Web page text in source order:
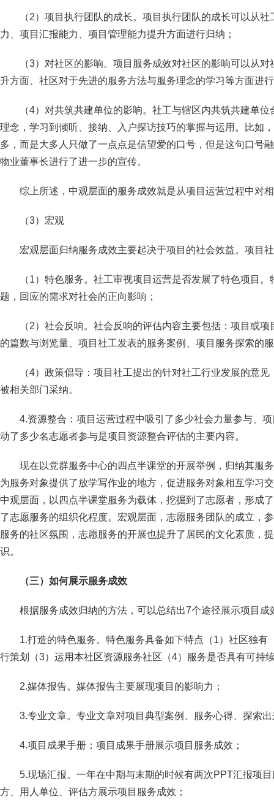
（2）项目执行团队的成长。项目执行团队的成长可以从
力、项目汇报能力、项目管理能力提升方面进行归纳；
（3）对社区的影响。项目服务成效对社区的影响可以从
升方面、社区对于先进的服务方法与服务理念的学习等方面进
（4）对共筑共建单位的影响。社工与辖区内共筑共建单
理念，学习到倾听、接纳、入户探访技巧的掌握与运用。比如
多，而是大多人只做了一点点是信望爱的口号，但是这句口号
物业董事长进行了进一步的宣传。
综上所述，中观层面的服务成效就是从项目运营过程中对
（3）宏观
宏观层面归纳服务成效主要起决于项目的社会效益。项目
（1）特色服务。社工审视项目运营是否发展了特色项目
题，回应的需求对社会的正向影响；
（2）社会反响。社会反响的评估内容主要包括：项目或
的篇数与浏览量、项目社工发表的服务案例、项目服务探索的
（4）政策倡导：项目社工提出的针对社工行业发展的意
被相关部门采纳。
4.资源整合：项目运营过程中吸引了多少社会力量参与、
动了多少名志愿者参与是项目资源整合评估的主要内容。
现在以党群服务中心的四点半课堂的开展举例，归纳其服
为服务对象提供了放学写作业的地方，促进服务对象相互学习
中观层面，以四点半课堂服务为载体，挖掘到了志愿者，形成
了志愿服务的组织化程度。宏观层面，志愿服务团队的成立，
服务的社区氛围，志愿服务的开展也提升了居民的文化素质，
识。
（三）如何展示服务成效
根据服务成效归纳的方法，可以总结出7个途径展示项目成
1.打造的特色服务。特色服务具备如下特点（1）社区独有
行策划（3）运用本社区资源服务社区（4）服务是否具有可持
2.媒体报告。媒体报告主要展现项目的影响力；
3.专业文章。专业文章对项目典型案例、服务心得、探索
4.项目成果手册；项目成果手册展示项目服务成效；
5.现场汇报。一年在中期与末期的时候有两次PPT汇报项
方、用人单位、评估方展示项目服务成效；